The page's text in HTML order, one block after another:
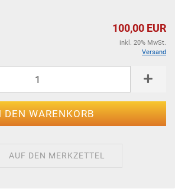
100,00 EUR
inkl. 20% MwSt.
Versand
AUF DEN MERKZETTEL